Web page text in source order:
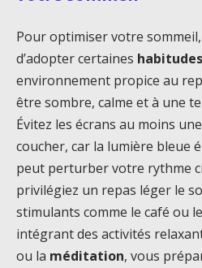
Pour optimiser votre
d’adopter certaines habitudes
environnement propice au
être sombre, calme et à une
Évitez les écrans au moins
coucher, car la lumière bleue
peut perturber votre rythme
privilégiez un repas léger le
stimulants comme le café ou
intégrant des activités
ou la méditation, vous